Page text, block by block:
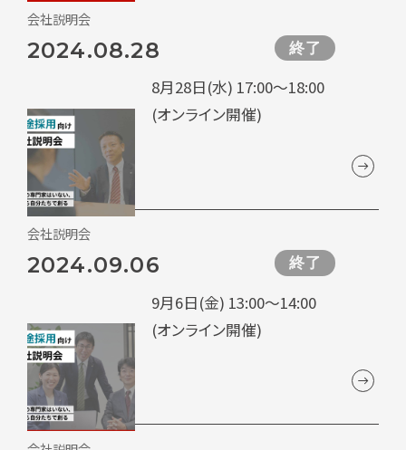
2024.08.28 終了
8月28日(水) 17:00～18:00
(オンライン開催)
会社説明会
2024.09.06 終了
9月6日(金) 13:00～14:00
(オンライン開催)
会社説明会